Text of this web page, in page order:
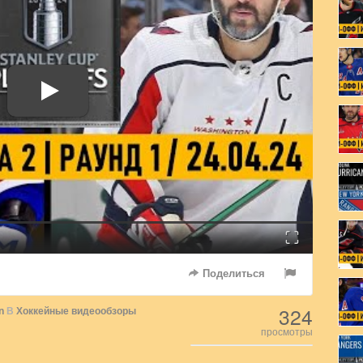
Fullscreen
Поделиться
В Хоккейные видеообзоры 324
просмотры